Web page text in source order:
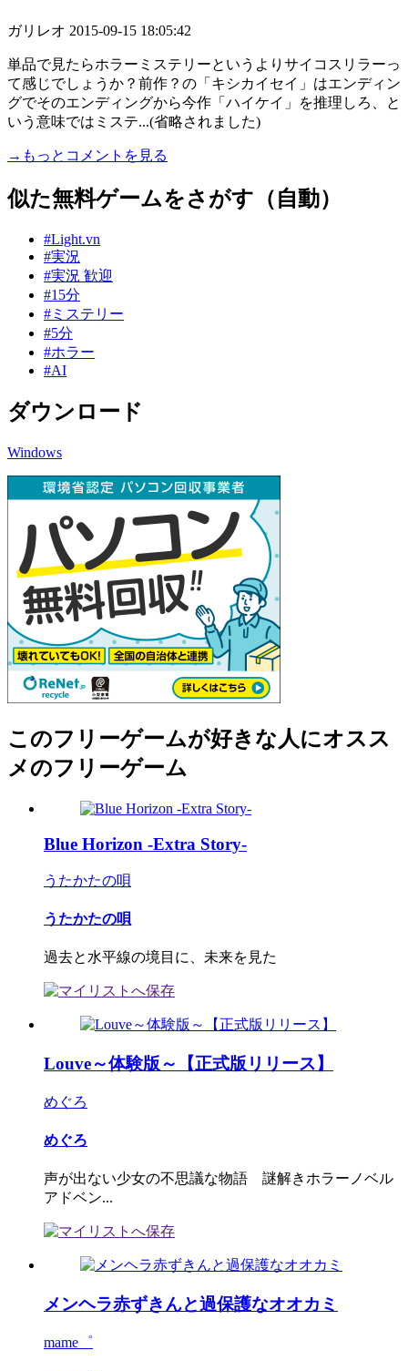
ガリレオ 2015-09-15 18:05:42
単品で見たらホラーミステリーというよりサイコスリラーっ
て感じでしょうか？前作？の「キシカイセイ」はエンディン
グでそのエンディングから今作「ハイケイ」を推理しろ、と
いう意味ではミステ...(省略されました)
→もっとコメントを見る
似た無料ゲームをさがす（自動）
#Light.vn
#実況
#実況 歓迎
#15分
#ミステリー
#5分
#ホラー
#AI
ダウンロード
Windows
このフリーゲームが好きな人にオスス
メのフリーゲーム
Blue Horizon -Extra Story-
うたかたの唄
うたかたの唄
過去と水平線の境目に、未来を見た
Louve～体験版～【正式版リリース】
めぐろ
めぐろ
声が出ない少女の不思議な物語 謎解きホラーノベル
アドベン...
メンヘラ赤ずきんと過保護なオオカミ
mame゜